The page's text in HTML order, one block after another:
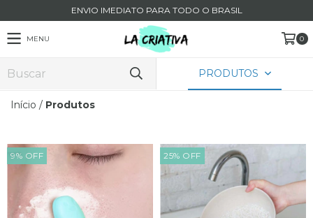
ENVIO IMEDIATO PARA TODO O BRASIL
MENU 0
PRODUTOS
Início / Produtos
9% OFF 25% OFF